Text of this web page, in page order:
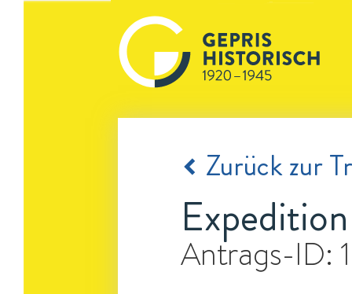
Zurück zur
Antrags-ID: